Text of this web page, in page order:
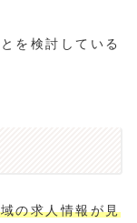
を検討している
の求人情報が見